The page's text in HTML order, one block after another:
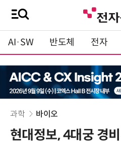
AI·SW 반도체 전자
과학 바이오
현대정보, 4대궁 경